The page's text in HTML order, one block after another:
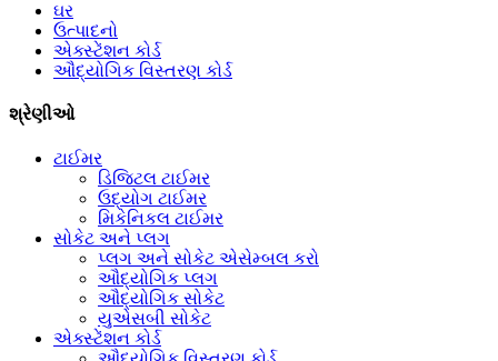
ઘર
ઉત્પાદનો
એક્સ્ટેંશન કોર્ડ
ઔદ્યોગિક વિસ્તરણ કોર્ડ
શ્રેણીઓ
ટાઈમર
ડિજિટલ ટાઈમર
ઉદ્યોગ ટાઈમર
મિકેનિકલ ટાઈમર
સોકેટ અને પ્લગ
પ્લગ અને સોકેટ એસેમ્બલ કરો
ઔદ્યોગિક પ્લગ
ઔદ્યોગિક સોકેટ
યુએસબી સોકેટ
એક્સ્ટેંશન કોર્ડ